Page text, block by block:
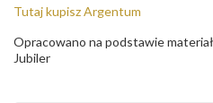
Tutaj kupisz Argentum
Opracowano na podstawie
Jubiler